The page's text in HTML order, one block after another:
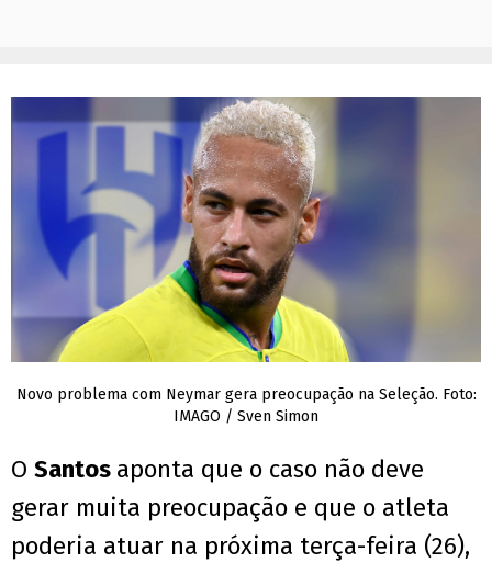
Novo problema com Neymar gera preocupação na Seleção. Foto:
IMAGO / Sven Simon
O Santos aponta que o caso não deve
gerar muita preocupação e que o atleta
poderia atuar na próxima terça-feira (26),